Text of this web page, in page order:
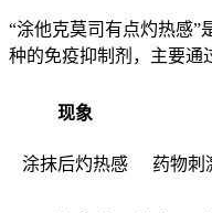
“涂他克莫司有点灼热感
种的免疫抑制剂，主要通
现象
涂抹后灼热感 药物刺